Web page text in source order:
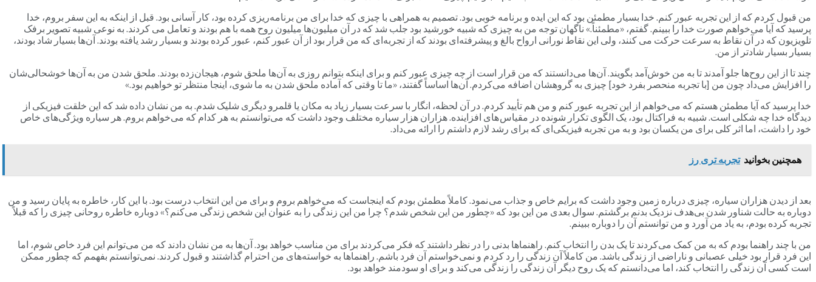
من قبول کردم که از این تجربه عبور کنم. خدا بسیار مطمئن بود که این ایده و برنامه خوبی بود. تصمیم به همراهی با چیزی که خدا برای من برنامه‌ریزی کرده بود، کار آسانی بود. قبل از اینکه به این سفر بروم، خدا
پرسید که آیا می‌خواهم صورت خدا را ببینم. گفتم، «مطمئناً.» ناگهان توجه من به چیزی که شبیه خورشید بود جلب شد که در آن میلیون‌ها میلیون‌ روح همه با هم بودند و تعامل می کردند. به نوعی شبیه تصویر برفک
تلویزیون که در آن نقاط به سرعت حرکت می کنند، ولی این نقاط نورانی ارواح بالغ و پیشرفته‌ای بودند که از تجربه‌ای که من قرار بود از آن عبور کنم، عبور کرده بودند و بسیار رشد یافته بودند. آن‌ها بسیار شاد بودند،
بسیار بسیار شادتر از من.
چند تا از این روح‌ها جلو آمدند تا به من خوش‌آمد بگویند. آن‌ها می‌دانستند که من قرار است از چه چیزی عبور کنم و برای اینکه بتوانم روزی به آن‌ها ملحق شوم، هیجان‌زده بودند. ملحق شدن من به آن‌ها خوشحالی‌شان
را افزایش می‌داد چون من [با تجربه منحصر بفرد خود] چیزی به گروهشان اضافه می‌کردم. آن‌ها اساساً گفتند، «ما تا وقتی که آماده ملحق شدن به ما شوی، اینجا منتظر تو خواهیم بود.»
خدا پرسید که آیا مطمئن هستم که می‌خواهم از این تجربه عبور کنم و من هم تأیید کردم. در آن لحظه، انگار با سرعت بسیار زیاد به مکان یا قلمرو دیگری شلیک شدم. به من نشان داده شد که این خلقت فیزیکی از
دیدگاه خدا چه شکلی است. شبیه به فراکتال بود، یک الگوی تکرار شونده در مقیاس های افزاینده. هزاران هزار سیاره مختلف وجود داشت که می‌توانستم به هر کدام که می‌خواهم بروم. هر سیاره ویژگی‌های خاص
خود را داشت، اما اثر کلی برای من یکسان بود و به من تجربه فیزیکی‌ای که برای رشد لازم داشتم را ارائه می‌داد.
همچنین بخوانید تجربه تری رز
بعد از دیدن هزاران سیاره، چیزی درباره زمین وجود داشت که برایم خاص و جذاب می نمود. کاملاً مطمئن بودم که اینجاست که می‌خواهم بروم و برای من این انتخاب درست بود. با این کار، خاطره به پایان رسید و من
دوباره به حالت شناور شدن بی‌هدف نزدیک بدنم برگشتم. سوال بعدی من این بود که «چطور من این شخص شدم؟ چرا من این زندگی را به عنوان این شخص زندگی می‌کنم؟» دوباره خاطره روحانی چیزی را که قبلاً
تجربه کرده بودم، به یاد من آورد و من توانستم آن را دوباره ببینم.
من با چند راهنما بودم که به من کمک می‌کردند تا یک بدن را انتخاب کنم. راهنماها بدنی را در نظر داشتند که فکر می‌کردند برای من مناسب خواهد بود. آن‌ها به من نشان دادند که من می‌توانم این فرد خاص شوم، اما
این فرد قرار بود خیلی عصبانی و ناراضی از زندگی باشد. من کاملاً آن زندگی را رد کردم و نمی‌خواستم آن فرد باشم. راهنماها به خواسته‌های من احترام گذاشتند و قبول کردند. نمی‌توانستم بفهمم که چطور ممکن
است کسی آن زندگی را انتخاب کند، اما می‌دانستم که یک روح دیگر آن زندگی را زندگی می‌کند و برای او سودمند خواهد بود.